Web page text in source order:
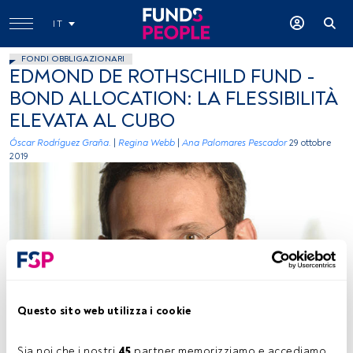
Questo sito web utilizza i cookie
IT
FONDI OBBLIGAZIONARI
EDMOND DE ROTHSCHILD FUND -
BOND ALLOCATION: LA FLESSIBILITÀ
ELEVATA AL CUBO
Óscar Rodríguez Graña. Regina Webb Ana Palomares Pescador 29 ottobre
2019